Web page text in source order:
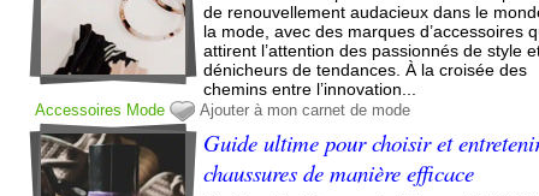
de renouvellement audacieux dans le
la mode, avec des marques d’accessoires
attirent l’attention des passionnés de style
dénicheurs de tendances. À la croisée des
chemins entre l’innovation...
Accessoires Mode Ajouter à mon carnet de mode
Guide ultime pour choisir et
chaussures de manière efficace